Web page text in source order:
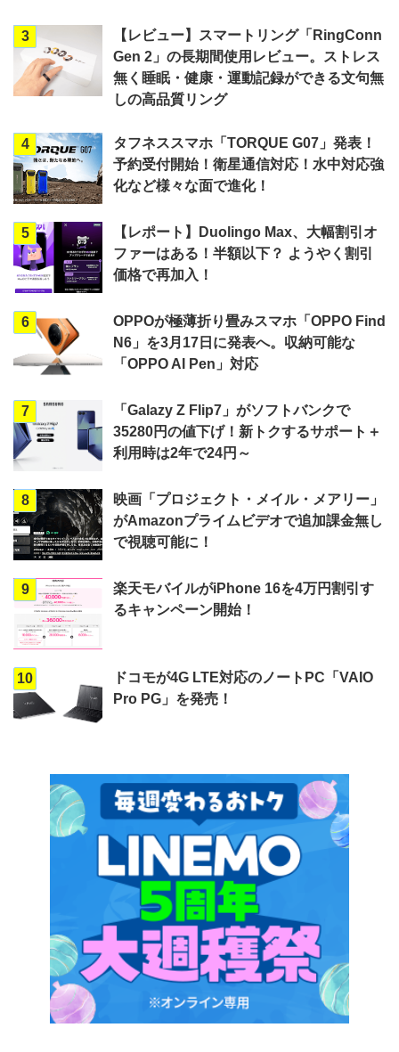
3
【レビュー】スマートリング「RingConn
Gen 2」の長期間使用レビュー。ストレス
無く睡眠・健康・運動記録ができる文句無
しの高品質リング
4
タフネススマホ「TORQUE G07」発表！
予約受付開始！衛星通信対応！水中対応強
化など様々な面で進化！
5
【レポート】Duolingo Max、大幅割引オ
ファーはある！半額以下？ ようやく割引
価格で再加入！
6
OPPOが極薄折り畳みスマホ「OPPO Find
N6」を3月17日に発表へ。収納可能な
「OPPO AI Pen」対応
7
「Galazy Z Flip7」がソフトバンクで
35280円の値下げ！新トクするサポート＋
利用時は2年で24円～
8
映画「プロジェクト・メイル・メアリー」
がAmazonプライムビデオで追加課金無し
で視聴可能に！
9
楽天モバイルがiPhone 16を4万円割引す
るキャンペーン開始！
10
ドコモが4G LTE対応のノートPC「VAIO
Pro PG」を発売！